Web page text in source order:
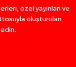
özel yayınları ve
oluşturulan